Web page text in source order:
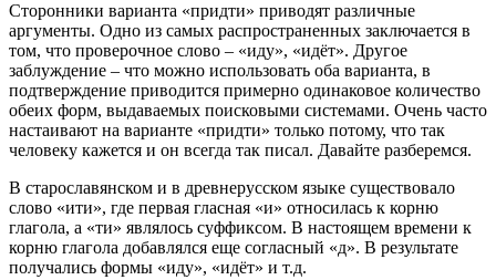
Сторонники варианта «придти» приводят различные
аргументы. Одно из самых распространенных заключается в
том, что проверочное слово – «иду», «идёт». Другое
заблуждение – что можно использовать оба варианта, в
подтверждение приводится примерно одинаковое количество
обеих форм, выдаваемых поисковыми системами. Очень часто
настаивают на варианте «придти» только потому, что так
человеку кажется и он всегда так писал. Давайте разберемся.
В старославянском и в древнерусском языке существовало
слово «ити», где первая гласная «и» относилась к корню
глагола, а «ти» являлось суффиксом. В настоящем времени к
корню глагола добавлялся еще согласный «д». В результате
получались формы «иду», «идёт» и т.д.